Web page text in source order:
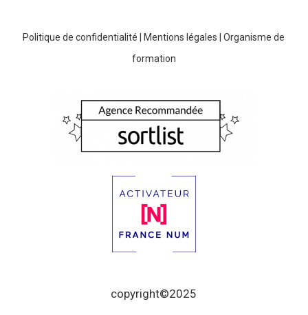
Politique de confidentialité Mentions légales |Organisme de
formation
copyright©2025